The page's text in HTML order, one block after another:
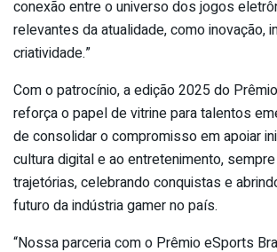
conexão entre o universo dos jogos
relevantes da atualidade, como inovação,
criatividade.”
Com o patrocínio, a edição 2025 do
reforça o papel de vitrine para talentos
de consolidar o compromisso em apoiar
cultura digital e ao entretenimento,
trajetórias, celebrando conquistas e
futuro da indústria gamer no país.
“Nossa parceria com o Prêmio eSports